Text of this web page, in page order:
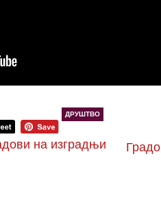
ДРУШТВО
на изградњи